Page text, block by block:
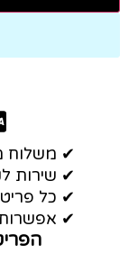
✔ משלוח
✔ שירות
✔ כל פריט
✔ אפשרות